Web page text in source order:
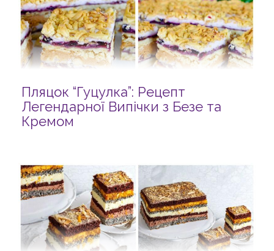
Пляцок “Гуцулка”: Рецепт
Легендарної Випічки з Безе та
Кремом